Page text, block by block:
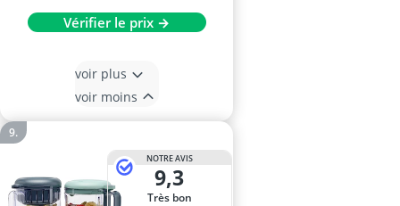
Vérifier le prix →
voir plus
voir moins
NOTRE AVIS
9,3
Très bon